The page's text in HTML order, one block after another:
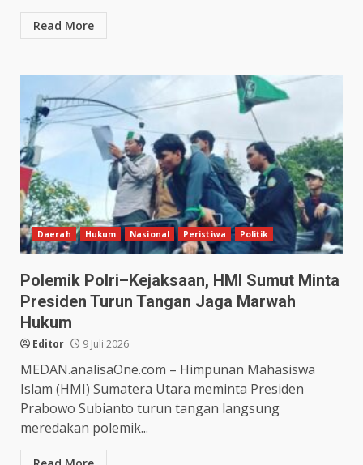
Read More
Daerah Hukum Nasional Peristiwa Politik
Polemik Polri–Kejaksaan, HMI Sumut Minta
Presiden Turun Tangan Jaga Marwah
Hukum
Editor 9 Juli 2026
MEDAN.analisaOne.com – Himpunan Mahasiswa
Islam (HMI) Sumatera Utara meminta Presiden
Prabowo Subianto turun tangan langsung
meredakan polemik...